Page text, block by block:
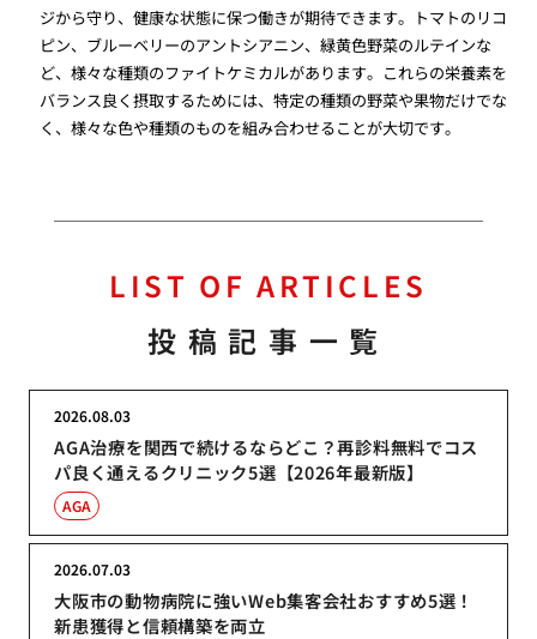
ジから守り、健康な状態に保つ働きが期待できます。トマトのリコ
ピン、ブルーベリーのアントシアニン、緑黄色野菜のルテインな
ど、様々な種類のファイトケミカルがあります。これらの栄養素を
バランス良く摂取するためには、特定の種類の野菜や果物だけでな
く、様々な色や種類のものを組み合わせることが大切です。
LIST OF ARTICLES
投稿記事一覧
AGA治療を関西で続けるならどこ？再診料無料でコス
パ良く通えるクリニック5選【2026年最新版】
2026.08.03
AGA
大阪市の動物病院に強いWeb集客会社おすすめ5選！
新患獲得と信頼構築を両立
2026.07.03